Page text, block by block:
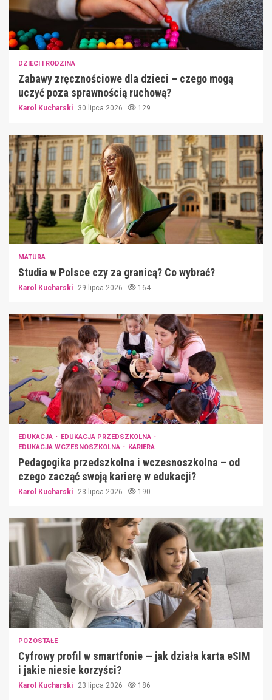
DZIECI I RODZINA
Zabawy zręcznościowe dla dzieci – czego mogą
uczyć poza sprawnością ruchową?
Karol Kucharski 30 lipca 2026 129
MATURA
Studia w Polsce czy za granicą? Co wybrać?
Karol Kucharski 29 lipca 2026 164
EDUKACJA
EDUKACJA PRZEDSZKOLNA
EDUKACJA WCZESNOSZKOLNA
KARIERA
Pedagogika przedszkolna i wczesnoszkolna – od
czego zacząć swoją karierę w edukacji?
Karol Kucharski 23 lipca 2026 190
POZOSTAŁE
Cyfrowy profil w smartfonie — jak działa karta eSIM
i jakie niesie korzyści?
Karol Kucharski 23 lipca 2026 186